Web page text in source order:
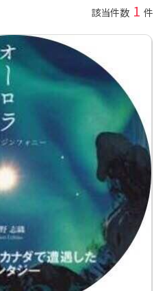
該当件数 1 件